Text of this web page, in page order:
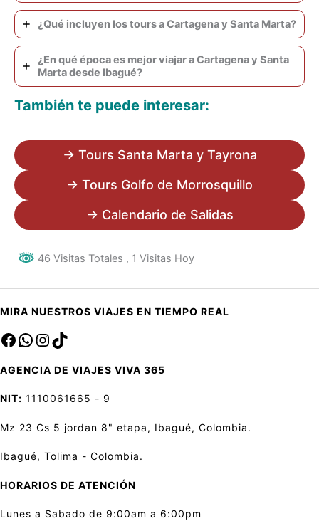
¿Qué incluyen los tours a Cartagena y Santa Marta?
¿En qué época es mejor viajar a Cartagena y Santa
Marta desde Ibagué?
También te puede interesar:
→ Tours Santa Marta y Tayrona
→ Tours Golfo de Morrosquillo
→ Calendario de Salidas
46 Visitas Totales , 1 Visitas Hoy
MIRA NUESTROS VIAJES EN TIEMPO REAL
Facebook
saInstagram
TikTok
AGENCIA DE VIAJES VIVA 365
NIT: 1110061665 - 9
Mz 23 Cs 5 jordan 8" etapa, Ibagué, Colombia.
Ibagué, Tolima - Colombia.
HORARIOS DE ATENCIÓN
Lunes a Sabado de 9:00am a 6:00pm